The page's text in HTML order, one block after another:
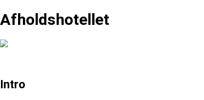
Afholdshotellet
Intro